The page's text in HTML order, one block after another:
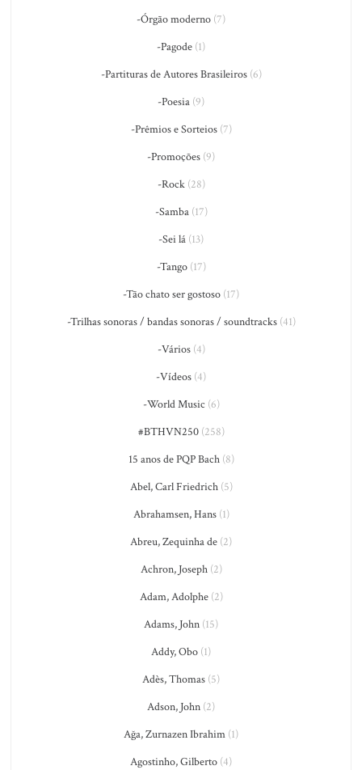
-Órgão moderno (7)
-Pagode (1)
-Partituras de Autores Brasileiros(6)
-Poesia (9)
-Prêmios e Sorteios(7)
-Promoções (9)
-Rock(28)
-Samba(17)
-Sei lá (13)
-Tango(17)
-Tão chato ser gostoso (17)
-Trilhas sonoras / bandas sonoras / soundtracks(41)
-Vários(4)
-Vídeos (4)
-World Music (6)
#BTHVN250(258)
15 anos de PQP Bach(8)
Abel, Carl Friedrich(5)
Abrahamsen, Hans(1)
Abreu, Zequinha de (2)
Achron, Joseph(2)
Adam, Adolphe(2)
Adams, John (15)
Addy, Obo (1)
Adès, Thomas (5)
Adson, John (2)
Ağa, Zurnazen Ibrahim (1)
Agostinho, Gilberto (4)